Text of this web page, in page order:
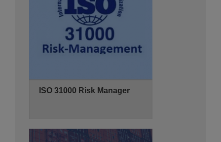
Se Pré-inscrire Détails
ISO 31000 Risk Manager
18/10/2026